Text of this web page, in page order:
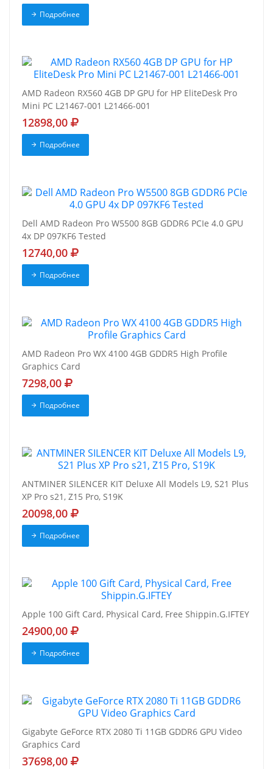
Подробнее
AMD Radeon RX560 4GB DP GPU for HP EliteDesk Pro
Mini PC L21467-001 L21466-001
12898,00
Подробнее
Dell AMD Radeon Pro W5500 8GB GDDR6 PCIe 4.0 GPU
4x DP 097KF6 Tested
12740,00
Подробнее
AMD Radeon Pro WX 4100 4GB GDDR5 High Profile
Graphics Card
7298,00
Подробнее
ANTMINER SILENCER KIT Deluxe All Models L9, S21 Plus
XP Pro s21, Z15 Pro, S19K
20098,00
Подробнее
Apple 100 Gift Card, Physical Card, Free Shippin.G.IFTEY
24900,00
Подробнее
Gigabyte GeForce RTX 2080 Ti 11GB GDDR6 GPU Video
Graphics Card
37698,00